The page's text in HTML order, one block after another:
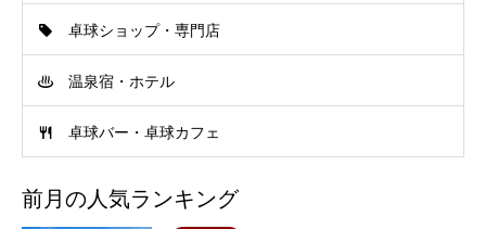
卓球ショップ・専門店
温泉宿・ホテル
卓球バー・卓球カフェ
前月の人気ランキング